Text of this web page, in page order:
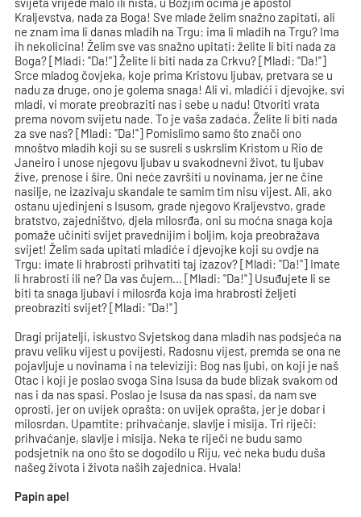
Kraljevstva, nada za Boga! Sve mlade želim snažno zapitati, ali
ne znam ima li danas mladih na Trgu: ima li mladih na Trgu? Ima
ih nekolicina! Želim sve vas snažno upitati: želite li biti nada za
Boga? [Mladi: "Da!"] Želite li biti nada za Crkvu? [Mladi: "Da!"]
Srce mladog čovjeka, koje prima Kristovu ljubav, pretvara se u
nadu za druge, ono je golema snaga! Ali vi, mladići i djevojke, svi
mladi, vi morate preobraziti nas i sebe u nadu! Otvoriti vrata
prema novom svijetu nade. To je vaša zadaća. Želite li biti nada
za sve nas? [Mladi: "Da!"] Pomislimo samo što znači ono
mnoštvo mladih koji su se susreli s uskrslim Kristom u Rio de
Janeiro i unose njegovu ljubav u svakodnevni život, tu ljubav
žive, prenose i šire. Oni neće završiti u novinama, jer ne čine
nasilje, ne izazivaju skandale te samim tim nisu vijest. Ali, ako
ostanu ujedinjeni s Isusom, grade njegovo Kraljevstvo, grade
bratstvo, zajedništvo, djela milosrđa, oni su moćna snaga koja
pomaže učiniti svijet pravednijim i boljim, koja preobražava
svijet! Želim sada upitati mladiće i djevojke koji su ovdje na
Trgu: imate li hrabrosti prihvatiti taj izazov? [Mladi: "Da!"] Imate
li hrabrosti ili ne? Da vas čujem… [Mladi: "Da!"] Usuđujete li se
biti ta snaga ljubavi i milosrđa koja ima hrabrosti željeti
preobraziti svijet? [Mladi: "Da!"]
Dragi prijatelji, iskustvo Svjetskog dana mladih nas podsjeća na
pravu veliku vijest u povijesti, Radosnu vijest, premda se ona ne
pojavljuje u novinama i na televiziji: Bog nas ljubi, on koji je naš
Otac i koji je poslao svoga Sina Isusa da bude blizak svakom od
nas i da nas spasi. Poslao je Isusa da nas spasi, da nam sve
oprosti, jer on uvijek oprašta: on uvijek oprašta, jer je dobar i
milosrdan. Upamtite: prihvaćanje, slavlje i misija. Tri riječi:
prihvaćanje, slavlje i misija. Neka te riječi ne budu samo
podsjetnik na ono što se dogodilo u Riju, već neka budu duša
našeg života i života naših zajednica. Hvala!
Papin apel